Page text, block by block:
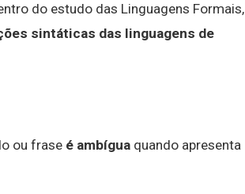
do estudo das Linguagens Formais,
sintáticas das linguagens de
ou frase é ambígua quando apresenta